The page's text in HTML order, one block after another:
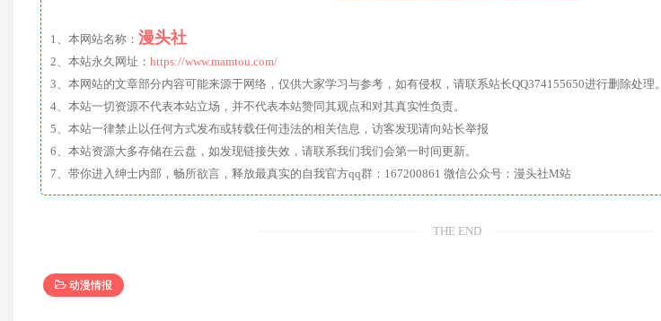
1、本网站名称： 漫头社
2、本站永久网址： https://www.mamtou.com/
3、本网站的文章部分内容可能来源于网络，仅供大家学习与参考，如有侵权，请联系站长QQ374155650进行删除处理。
4、本站一切资源不代表本站立场，并不代表本站赞同其观点和对其真实性负责。
5、本站一律禁止以任何方式发布或转载任何违法的相关信息，访客发现请向站长举报
6、本站资源大多存储在云盘，如发现链接失效，请联系我们我们会第一时间更新。
7、带你进入绅士内部，畅所欲言，释放最真实的自我官方qq群：167200861 微信公众号：漫头社M站
THE END
动漫情报